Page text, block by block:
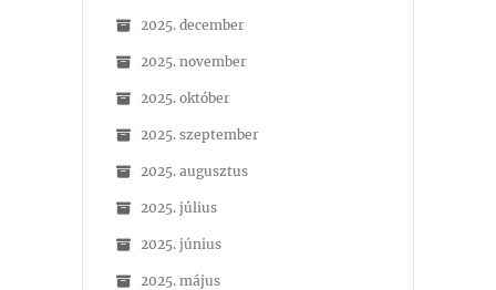
2025. december
2025. november
2025. október
2025. szeptember
2025. augusztus
2025. július
2025. június
2025. május